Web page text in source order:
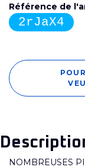
Référence de
2rJaX4
NOMBREUSES